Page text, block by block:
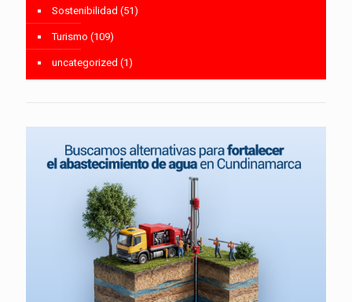
Sostenibilidad (51)
Turismo (109)
uncategorized (1)